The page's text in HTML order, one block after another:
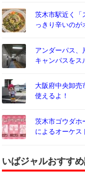
茨木市駅近く「
っきり辛いのが
アンダーパス、
キャンパスをス
大阪府中央卸売
使えるよ！
茨木市ゴウダホ
によるオーケス
いばジャルおすす